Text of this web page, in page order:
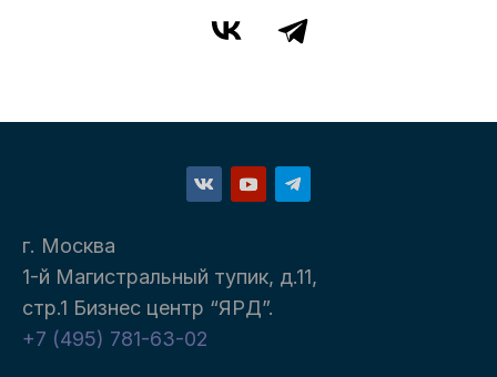
г. Москва
1-й Магистральный тупик, д.11,
стр.1 Бизнес центр “ЯРД”.
+7 (495) 781-63-02